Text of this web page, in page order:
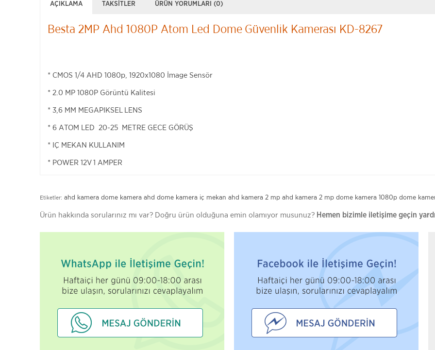
AÇIKLAMA TAKSITLER ÜRÜN YORUMLARI (0)
Besta 2MP Ahd 1080P Atom Led Dome Güvenlik Kamerası KD-8267
* CMOS 1/4 AHD 1080p, 1920x1080 İmage Sensör
* 2.0 MP 1080P Görüntü Kalitesi
* 3,6 MM MEGAPIKSEL LENS
* 6 ATOM LED 20-25 METRE GECE GÖRÜŞ
* IÇ MEKAN KULLANIM
* POWER 12V 1 AMPER
Etiketler: ahd kamera dome kamera ahd dome kamera iç mekan ahd kamera 2 mp ahd kamera 2 mp dome kamera 1080p dome
Ürün hakkında sorularınız mı var? Doğru ürün olduğuna emin olamıyor musunuz? Hemen bizimle iletişime geçin